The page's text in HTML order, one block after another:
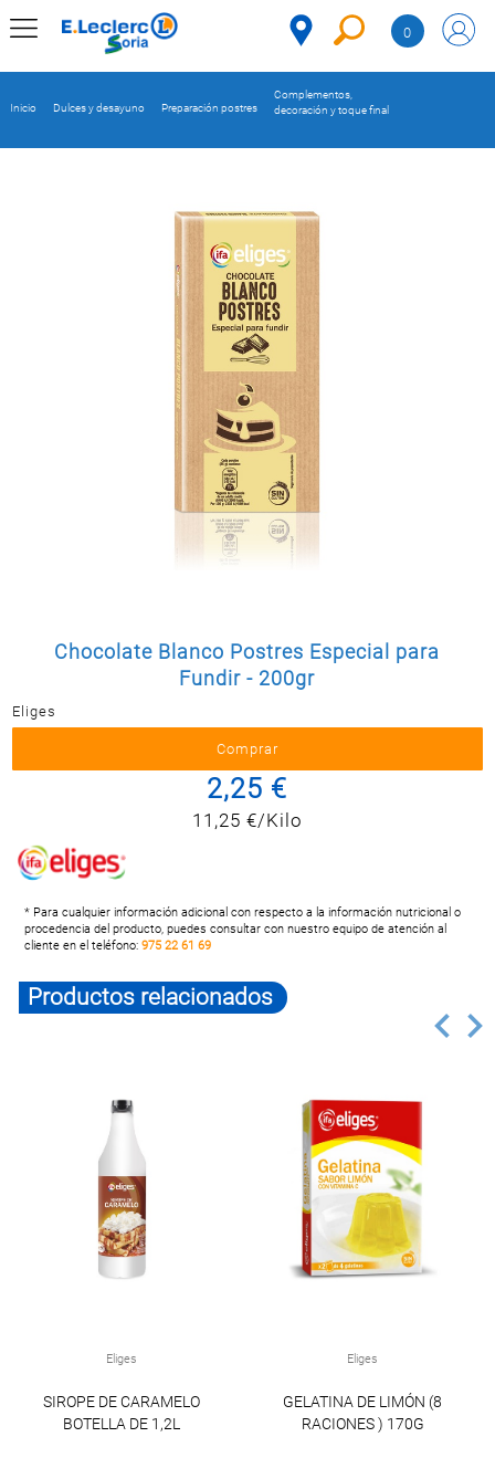
Postal
0
Y HOGAR
ELECTRO
Inicio Dulces y desayuno Preparación postres
Complementos,
decoración y toque final
Chocolate Blanco Postres Especial para
Fundir - 200gr
Eliges
2,25 €
11,25 €/Kilo
* Para cualquier información adicional con respecto a la información nutricional o
procedencia del producto, puedes consultar con nuestro equipo de atención al
cliente en el teléfono:975 22 61 69
Productos relacionados
Eliges
SIROPE DE CARAMELO
BOTELLA DE 1,2L
Eliges
GELATINA DE LIMÓN (8
RACIONES ) 170G